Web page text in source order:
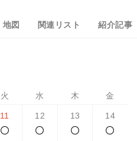
地図 関連リスト 紹介記事
火 水 木 金
11 12 13 14